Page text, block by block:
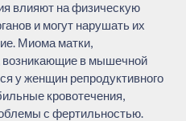
влияют на физическую
и могут нарушать их
Миома матки,
возникающие в мышечной
у женщин репродуктивного
кровотечения,
с фертильностью.